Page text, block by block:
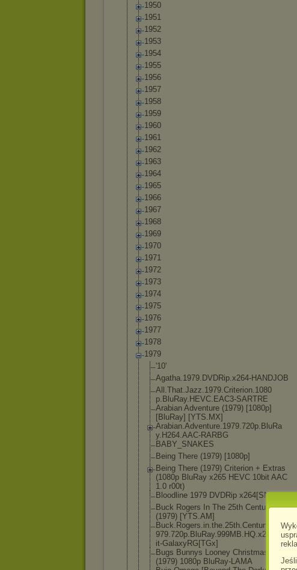
1950
1951
1952
1953
1954
1955
1956
1957
1958
1959
1960
1961
1962
1963
1964
1965
1966
1967
1968
1969
1970
1971
1972
1973
1974
1975
1976
1977
1978
1979
'10'
Agatha.1979.DVDRip.x264-HANDJOB
All.That.Jazz.1979.Criterion.1080
p.BluRay.HEVC.EAC3-SARTRE
Arabian Adventure (1979) [1080p]
[BluRay] [YTS.MX]
Arabian.Adventure.1979.720p.BluRa
y.H264.AAC-RARBG
BABY_SNAKES
Being There (1979) [1080p]
Being There (1979) Criterion + Extras
(1080p BluRay x265 HEVC 10bit AAC
1.0 r00t)
Bloodline 1979 DVDRip x264[SN]
Buck Rogers In The 25th Century
(1979) [YTS.AM]
Buck.Rogers.in.the.25th.Century.1
979.720p.Bl uRay.999MB. HQ.x265.10b
it-GalaxyRG [TGx]
Bugs Bunnys Looney Christmas Tales
(1979) 1080p BluRay-LAMA